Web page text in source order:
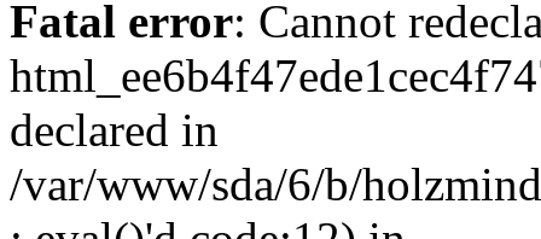
Fatal error: Cannot
declared in
/var/www/sda/6/b/